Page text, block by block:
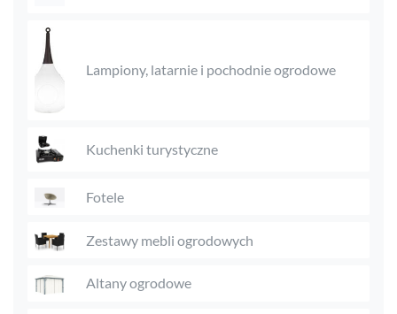
Lampiony, latarnie i pochodnie ogrodowe
Kuchenki turystyczne
Fotele
Zestawy mebli ogrodowych
Altany ogrodowe